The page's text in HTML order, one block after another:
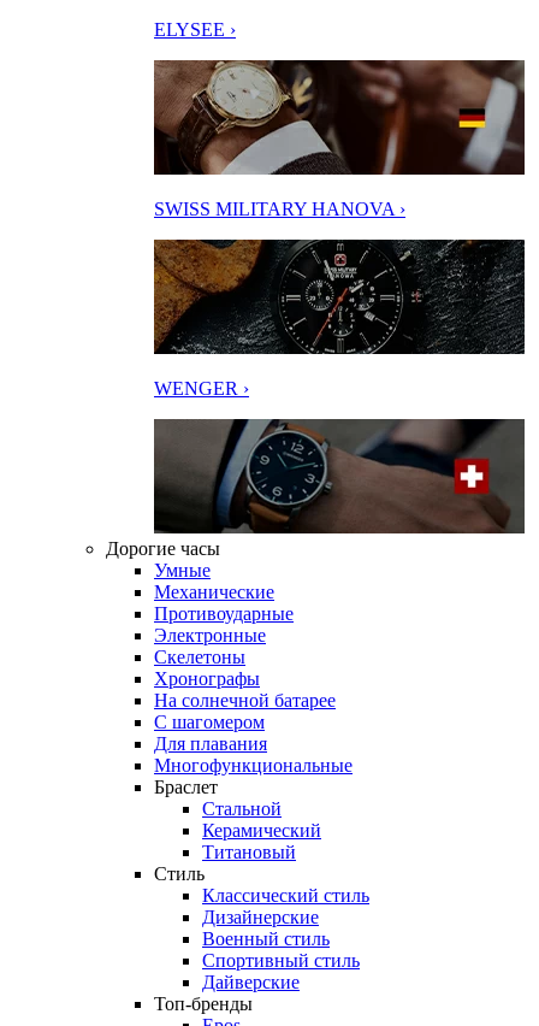
ELYSEE ›
SWISS MILITARY HANOVA ›
WENGER ›
Дорогие часы
Умные
Механические
Противоударные
Электронные
Скелетоны
Хронографы
На солнечной батарее
С шагомером
Для плавания
Многофункциональные
Браслет
Стальной
Керамический
Титановый
Стиль
Классический стиль
Дизайнерские
Военный стиль
Спортивный стиль
Дайверские
Топ-бренды